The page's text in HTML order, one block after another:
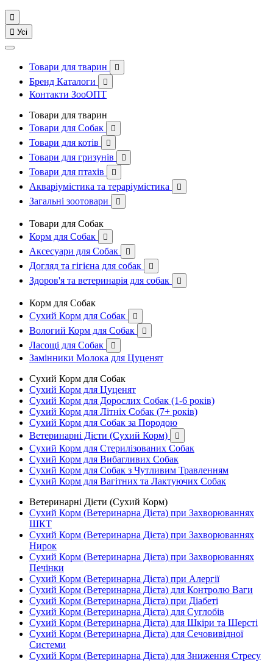

 Усі
Товари для тварин 
Бренд Каталоги 
Контакти ЗооОПТ
Товари для тварин
Товари для Собак

Товари для котів 
Товари для гризунів 
Товари для птахів 
Акваріумістика та тераріумістика 
Загальні зоотовари 
Товари для Собак
Корм для Собак

Аксесуари для Собак 
Догляд та гігієна для собак 
Здоров'я та ветеринарія для собак 
Корм для Собак
Сухий Корм для Собак

Вологий Корм для Собак 
Ласощі для Собак 
Замінники Молока для Цуценят
Сухий Корм для Собак
Сухий Корм для Цуценят
Сухий Корм для Дорослих Собак (1-6 років)
Сухий Корм для Літніх Собак (7+ років)
Сухий Корм для Собак за Породою
Ветеринарні Дієти (Сухий Корм)

Сухий Корм для Стерилізованих Собак
Сухий Корм для Вибагливих Собак
Сухий Корм для Собак з Чутливим Травленням
Сухий Корм для Вагітних та Лактуючих Собак
Ветеринарні Дієти (Сухий Корм)
Сухий Корм (Ветеринарна Дієта) при Захворюваннях
ШКТ
Сухий Корм (Ветеринарна Дієта) при Захворюваннях
Нирок
Сухий Корм (Ветеринарна Дієта) при Захворюваннях
Печінки
Сухий Корм (Ветеринарна Дієта) при Алергії
Сухий Корм (Ветеринарна Дієта) для Контролю Ваги
Сухий Корм (Ветеринарна Дієта) при Діабеті
Сухий Корм (Ветеринарна Дієта) для Суглобів
Сухий Корм (Ветеринарна Дієта) для Шкіри та Шерсті
Сухий Корм (Ветеринарна Дієта) для Сечовивідної
Системи
Сухий Корм (Ветеринарна Дієта) для Зниження Стресу